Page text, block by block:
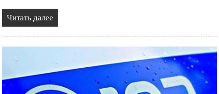
Читать далее